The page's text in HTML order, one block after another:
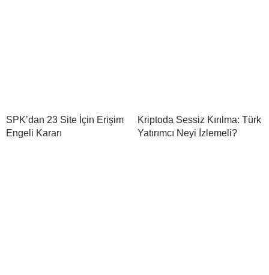
SPK’dan 23 Site İçin Erişim
Engeli Kararı
Kriptoda Sessiz Kırılma: Türk
Yatırımcı Neyi İzlemeli?